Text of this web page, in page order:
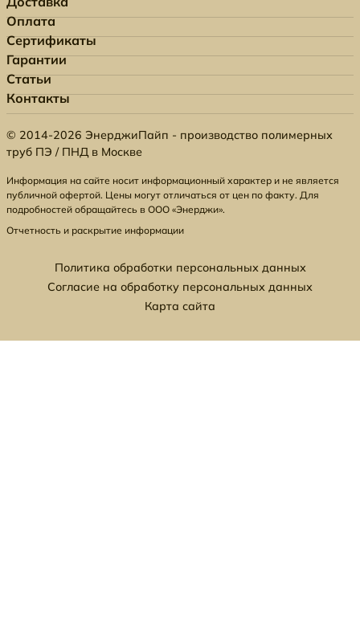
Оплата
Сертификаты
Гарантии
Статьи
Контакты
© 2014-2026 ЭнерджиПайп - производство полимерных
труб ПЭ / ПНД в Москве
Информация на сайте носит информационный характер и не является
публичной офертой. Цены могут отличаться от цен по факту. Для
подробностей обращайтесь в ООО «Энерджи».
Отчетность и раскрытие информации
Политика обработки персональных данных
Согласие на обработку персональных данных
Карта сайта